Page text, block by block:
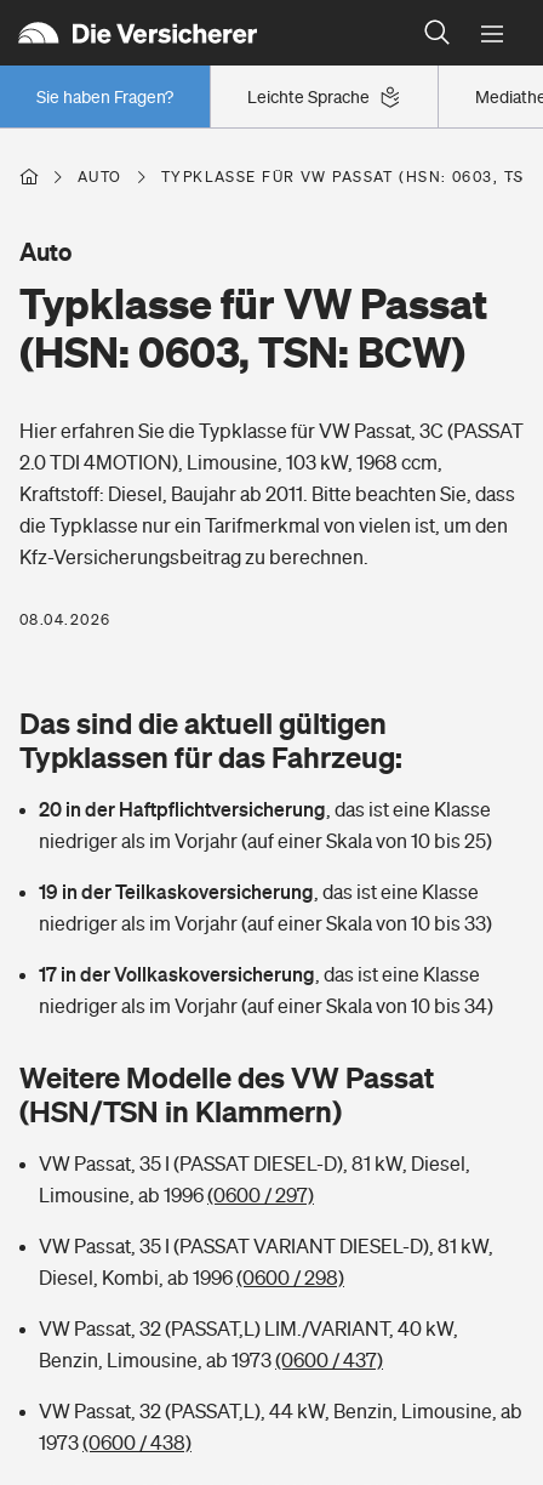
Leichte Sprache
Sie haben Fragen?
Wer versichert was: Jetzt Versicherer finden
Regionalklassen: So ist Ihre Region eingestuft
Wer versichert was: Jetzt Versicherer finden
Berufsunfähigkeitsversicherung
Erwerbsunfähigkeitsversicherung
Grundfähigkeitsversicherung
Arbeitsrechtsschutz
Berufshaftpflichtversicherung
Zur Übersicht
Tools
Wer versichert was: Jetzt Versicherer finden
Sie haben Fragen?
Wohnen
Elementarversicherung
Glasversicherung
Mietkautionsversicherung
Restkreditversicherung
Zur Übersicht
Tools
Wer versichert was: Jetzt Versicherer finden
Sie haben Fragen?
Freizeit
Pri­vate Haft­pflicht­
Kinderunfall­ver­si­che­rung
Kinderinvalidität
Reiseversicherung
Pferdehalter-Haftpflicht
Handyversicherung
Musikinstrumentenversicherung
Zur Übersicht
Tools
Kinderunfall-Check: Mehr Sicherheit für deine Kids
Gesundheit
Private Krankenversicherung
Dread-Disease-Versicherung
Tierkrankenversicherung
Sie haben Fragen?
Rentenrechner: Wie viel Geld bekomme ich im Alter?
AUTO TYPKLASSE FÜR VW PASSAT (HSN: 0603,
Typklasse für VW Passat
(HSN: 0603, TSN: BCW)
Auto
Hier erfahren Sie die Typklasse für VW Passat, 3C (PASSAT
2.0 TDI 4MOTION), Limousine, 103 kW, 1968 ccm,
Kraftstoff: Diesel, Baujahr ab 2011. Bitte beachten Sie, dass
die Typklasse nur ein Tarifmerkmal von vielen ist, um den
Kfz-Versicherungsbeitrag zu berechnen.
08.04.2026
Das sind die aktuell gültigen
Typklassen für das Fahrzeug:
20 in der Haftpflichtversicherung das ist eine Klasse
niedriger als im Vorjahr (auf einer Skala von 10 bis 25)
19 in der Teilkaskoversicherung das ist eine Klasse
niedriger als im Vorjahr (auf einer Skala von 10 bis 33)
17 in der Vollkaskoversicherung das ist eine Klasse
niedriger als im Vorjahr (auf einer Skala von 10 bis 34)
Weitere Modelle des VW Passat
(HSN/TSN in Klammern)
VW Passat, 35 I (PASSAT DIESEL-D), 81 kW, Diesel,
Limousine, ab 1996(0600 / 297)
VW Passat, 35 I (PASSAT VARIANT DIESEL-D), 81 kW,
Diesel, Kombi, ab 1996(0600 / 298)
VW Passat, 32 (PASSAT,L) LIM./VARIANT, 40 kW,
Benzin, Limousine, ab 1973(0600 / 437)
VW Passat, 32 (PASSAT,L), 44 kW, Benzin, Limousine, ab
1973(0600 / 438)